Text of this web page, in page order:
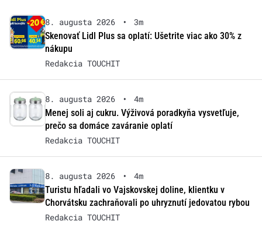
8. augusta 2026 •
3m
Skenovať Lidl Plus sa oplatí: Ušetrite viac ako 30% z
nákupu
Redakcia TOUCHIT
8. augusta 2026 •
4m
Menej soli aj cukru. Výživová poradkyňa vysvetľuje,
prečo sa domáce zaváranie oplatí
Redakcia TOUCHIT
8. augusta 2026 •
4m
Turistu hľadali vo Vajskovskej doline, klientku v
Chorvátsku zachraňovali po uhryznutí jedovatou rybou
Redakcia TOUCHIT